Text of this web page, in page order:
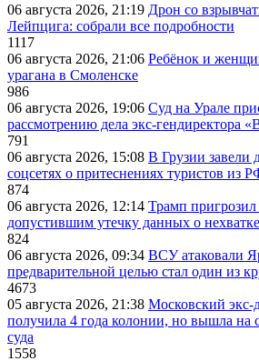
06 августа 2026, 21:19 Дрон со
Лейпцига: собрали все подробности
1117
06 августа 2026, 21:06 Ребёнок и
урагана в Смоленске
986
06 августа 2026, 19:06 Суд на Урале
рассмотрению дела экс-
791
06 августа 2026, 15:08 В Грузии завели
соцсетях о притеснениях туристов из
874
06 августа 2026, 12:14 Трамп
допустившим утечку данных о
824
06 августа 2026, 09:34 ВСУ атаковали
предварительной целью стал один из
4673
05 августа 2026, 21:38 Московский экс-
получила 4 года колонии, но вышла на
суда
1558